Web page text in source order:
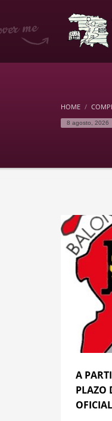
HOME
8 agosto, 2026
A
PLAZO